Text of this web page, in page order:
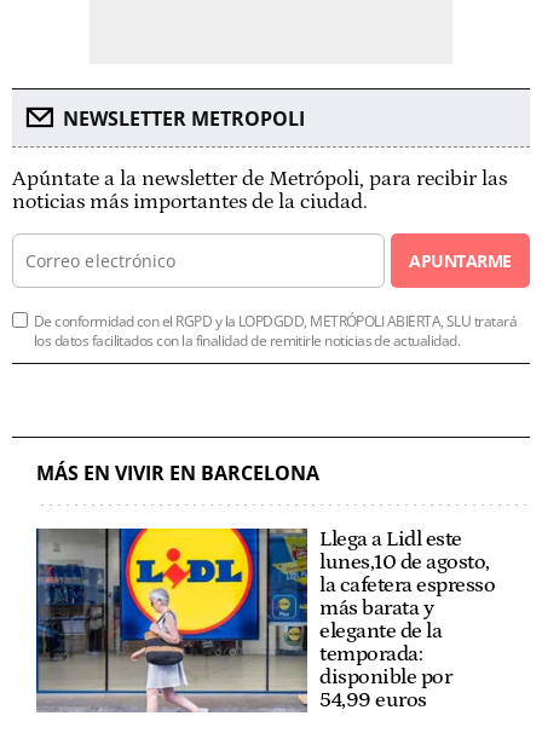
NEWSLETTER METROPOLI
Apúntate a la newsletter de Metrópoli, para recibir las
noticias más importantes de la ciudad.
APUNTARME
De conformidad con el RGPD y la LOPDGDD, METRÓPOLI ABIERTA, SLU tratará
los datos facilitados con la finalidad de remitirle noticias de actualidad.
MÁS EN VIVIR EN BARCELONA
Llega a Lidl este
lunes,10 de agosto,
la cafetera espresso
más barata y
elegante de la
temporada:
disponible por
54,99 euros